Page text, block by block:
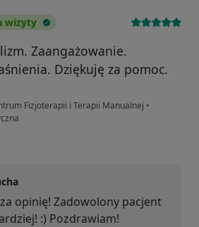
wizyty
Zaangażowanie.
Dziękuję za pomoc.
Fizjoterapii i Terapii Manualnej •
opinię! Zadowolony pacjent
:) Pozdrawiam!